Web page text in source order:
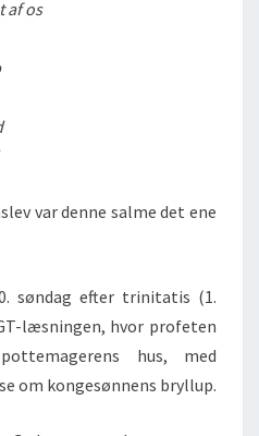
af os
var denne salme det ene
søndag efter trinitatis (1.
læsningen, hvor profeten
hus, med
om kongesønnens bryllup.